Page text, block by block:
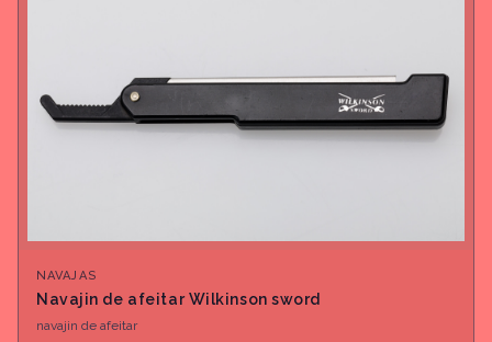
NAVAJAS
Navajin de afeitar Wilkinson sword
navajin de afeitar